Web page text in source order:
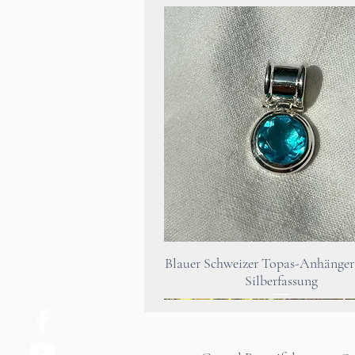
Aperçu rapide
Blauer Schweizer Topas-
Silberfassung